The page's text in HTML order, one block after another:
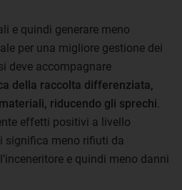
e quindi generare meno
per una migliore gestione dei
deve accompagnare
della raccolta differenziata,
riducendo gli sprechi
effetti positivi a livello
significa meno rifiuti da
e quindi meno danni